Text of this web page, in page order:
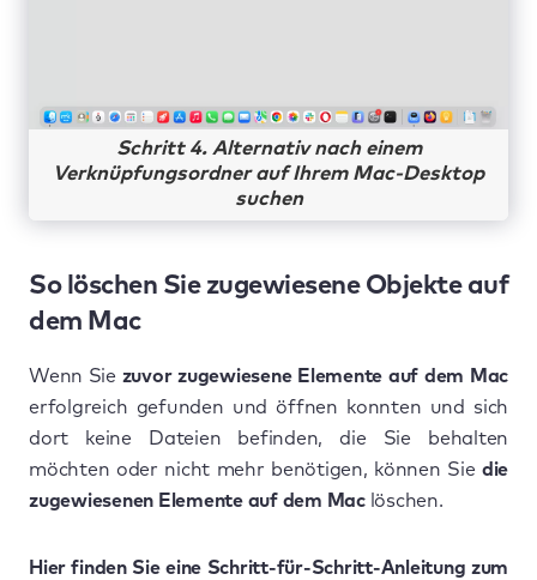
Schritt 4. Alternativ nach einem
Verknüpfungsordner auf Ihrem Mac-Desktop
suchen
So löschen Sie zugewiesene Objekte auf
dem Mac
Wenn Sie zuvor zugewiesene Elemente auf dem Mac
erfolgreich gefunden und öffnen konnten und sich
dort keine Dateien befinden, die Sie behalten
möchten oder nicht mehr benötigen, können Sie die
zugewiesenen Elemente auf dem Maclöschen.
Hier finden Sie eine Schritt-für-Schritt-Anleitung zum